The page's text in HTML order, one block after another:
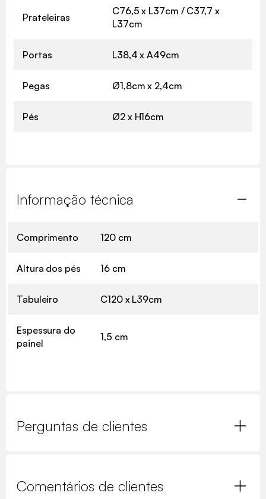
Prateleiras
C76,5 x L37cm / C37,7 x
L37cm
Portas L38,4 x A49cm
Pegas Ø1,8cm x 2,4cm
Pés Ø2 x H16cm
Informação técnica
Comprimento 120 cm
Altura dos pés 16 cm
Tabuleiro C120 x L39cm
Espessura do
painel
1,5 cm
Perguntas de clientes
Comentários de clientes